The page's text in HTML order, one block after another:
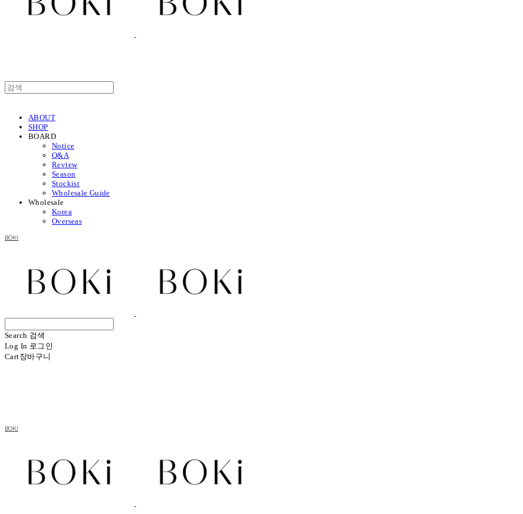
ABOUT
SHOP
BOARD
Notice
Q&A
Review
Season
Stockist
Wholesale Guide
Wholesale
Korea
Overseas
BOKI
Search 검색
Log In 로그인
Cart장바구니
BOKI